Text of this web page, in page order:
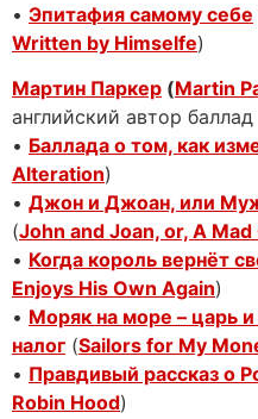
• Эпитафия самому себе
Written by Himselfe)
Мартин Паркер (Martin
английский автор баллад
• Баллада о том, как
Alteration)
• Джон и Джоан, или
(John and Joan, or, A
• Когда король вернёт
Enjoys His Own Again)
• Моряк на море – царь и
налог (Sailors for My
• Правдивый рассказ о
Robin Hood)